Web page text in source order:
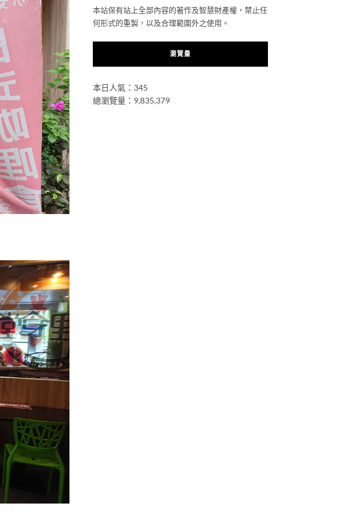
本站保有站上全部內容的著作及智慧財產權，禁止任
何形式的重製，以及合理範圍外之使用。
瀏覽量
本日人氣：345
總瀏覽量：9,835,379